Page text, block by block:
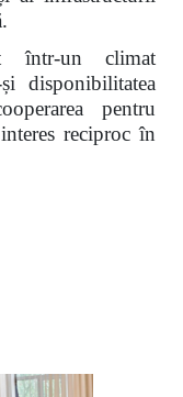
într-un climat
disponibilitatea
pentru
reciproc în